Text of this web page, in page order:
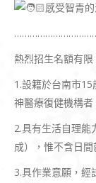
感受智青
熱烈招生名額有
1.設籍於台南市
神醫療復健機構者
2.具有生活自理能
成），惟不含日間
3.具作業意願，經